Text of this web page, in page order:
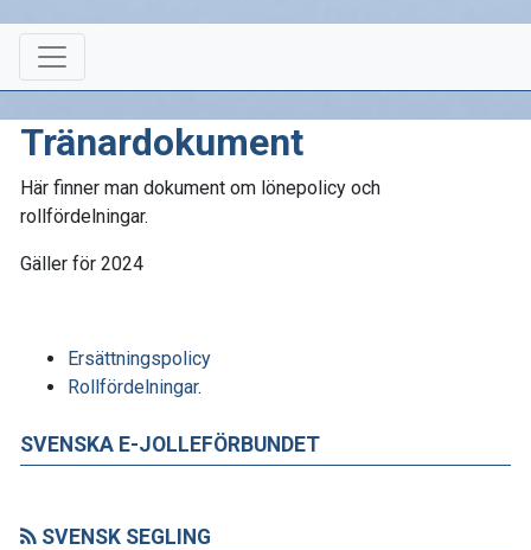
Tränardokument
Här finner man dokument om lönepolicy och
rollfördelningar.
Gäller för 2024
Ersättningspolicy
Rollfördelningar.
SVENSKA E-JOLLEFÖRBUNDET
SVENSK SEGLING